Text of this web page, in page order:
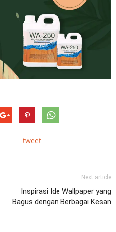
tweet
Next article
Inspirasi Ide Wallpaper yang
Bagus dengan Berbagai Kesan